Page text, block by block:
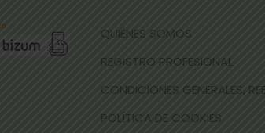
QUIÉNES SOMOS
REGISTRO PROFESIONAL
CONDICIONES GENERALES,
POLÍTICA DE COOKIES